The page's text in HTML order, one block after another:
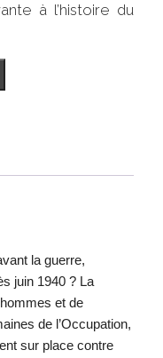
à l’histoire du
la guerre,
juin 1940 ? La
et de
de l’Occupation,
sur place contre